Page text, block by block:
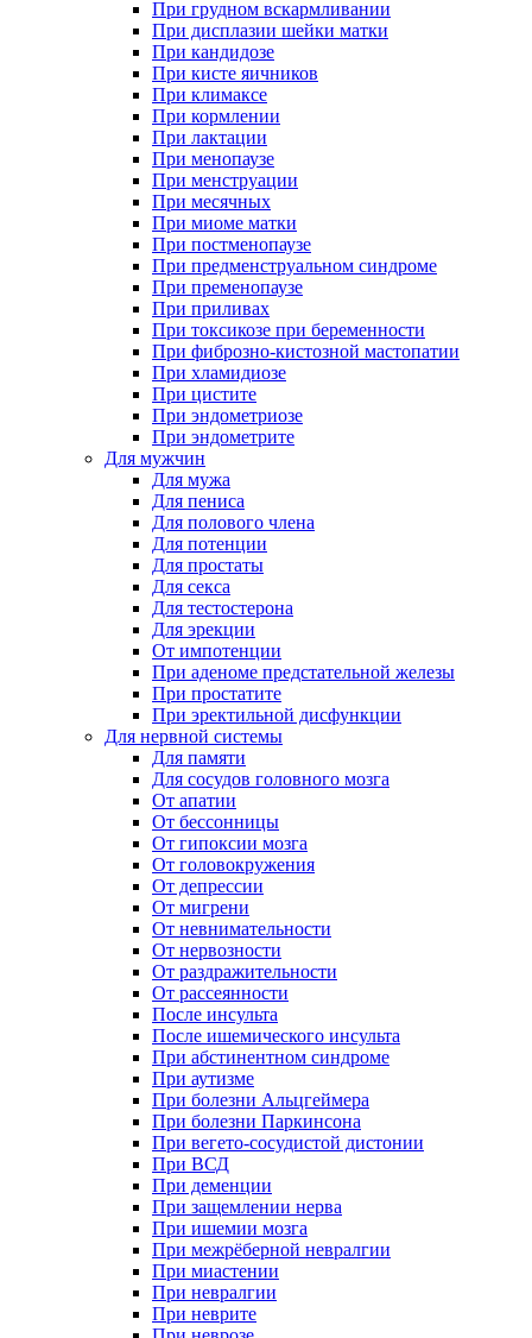
При грудном вскармливании
При дисплазии шейки матки
При кандидозе
При кисте яичников
При климаксе
При кормлении
При лактации
При менопаузе
При менструации
При месячных
При миоме матки
При постменопаузе
При предменструальном синдроме
При пременопаузе
При приливах
При токсикозе при беременности
При фиброзно-кистозной мастопатии
При хламидиозе
При цистите
При эндометриозе
При эндометрите
Для мужчин
Для мужа
Для пениса
Для полового члена
Для потенции
Для простаты
Для секса
Для тестостерона
Для эрекции
От импотенции
При аденоме предстательной железы
При простатите
При эректильной дисфункции
Для нервной системы
Для памяти
Для сосудов головного мозга
От апатии
От бессонницы
От гипоксии мозга
От головокружения
От депрессии
От мигрени
От невнимательности
От нервозности
От раздражительности
От рассеянности
После инсульта
После ишемического инсульта
При абстинентном синдроме
При аутизме
При болезни Альцгеймера
При болезни Паркинсона
При вегето-сосудистой дистонии
При ВСД
При деменции
При защемлении нерва
При ишемии мозга
При межрёберной невралгии
При миастении
При невралгии
При неврите